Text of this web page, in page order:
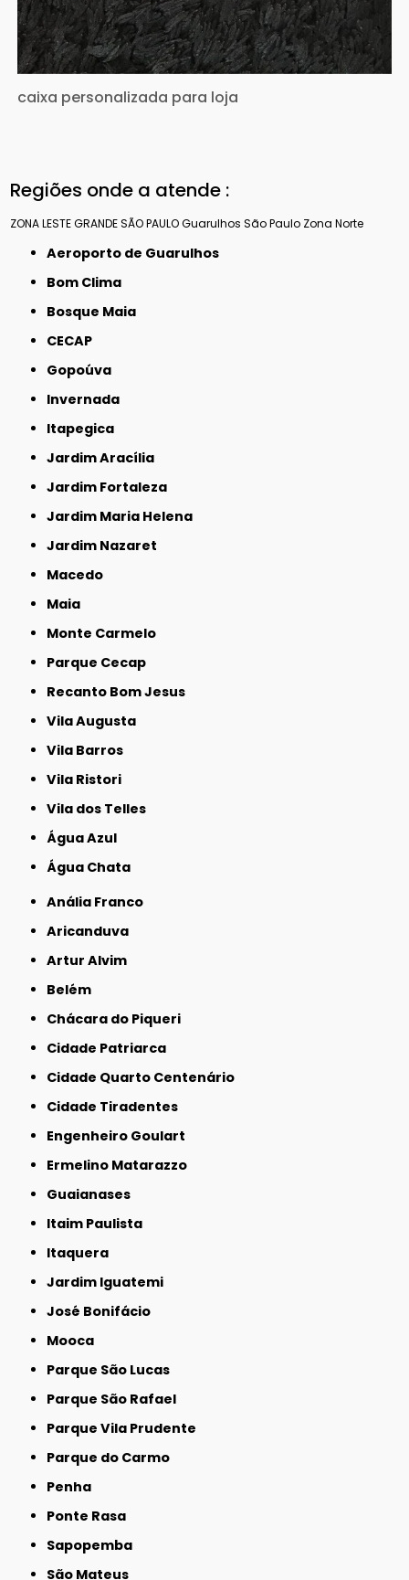
caixa personalizada para loja
Regiões onde a atende :
ZONA LESTEGRANDE SÃO PAULOGuarulhos São Paulo Zona Norte
Aeroporto de Guarulhos
Bom Clima
Bosque Maia
CECAP
Gopoúva
Invernada
Itapegica
Jardim Aracília
Jardim Fortaleza
Jardim Maria Helena
Jardim Nazaret
Macedo
Maia
Monte Carmelo
Parque Cecap
Recanto Bom Jesus
Vila Augusta
Vila Barros
Vila Ristori
Vila dos Telles
Água Azul
Água Chata
Anália Franco
Aricanduva
Artur Alvim
Belém
Chácara do Piqueri
Cidade Patriarca
Cidade Quarto Centenário
Cidade Tiradentes
Engenheiro Goulart
Ermelino Matarazzo
Guaianases
Itaim Paulista
Itaquera
Jardim Iguatemi
José Bonifácio
Mooca
Parque São Lucas
Parque São Rafael
Parque Vila Prudente
Parque do Carmo
Penha
Ponte Rasa
Sapopemba
São Mateus